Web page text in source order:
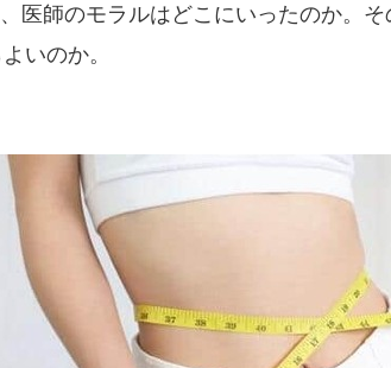
医師のモラルはどこにいったのか。
いのか。